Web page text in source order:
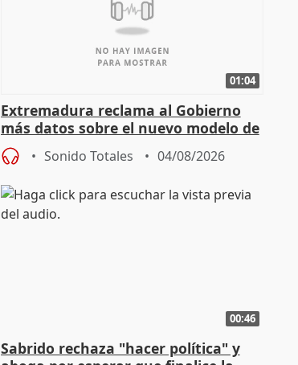
01:04
Extremadura reclama al Gobierno
más datos sobre el nuevo modelo de
financiación
Sonido Totales 04/08/2026
00:46
Sabrido rechaza "hacer política" y